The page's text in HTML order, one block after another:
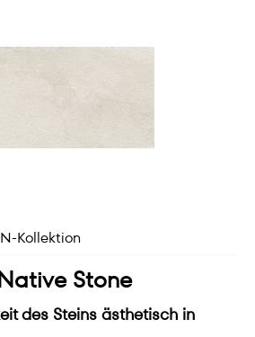
Kollektion
Stone
des Steins ästhetisch in